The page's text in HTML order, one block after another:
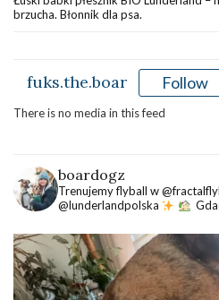
brzucha. Błonnik dla psa.
fuks.the.boar Follow
There is no media in this feed
boardogz
Trenujemy flyball w
@lunderlandpolska